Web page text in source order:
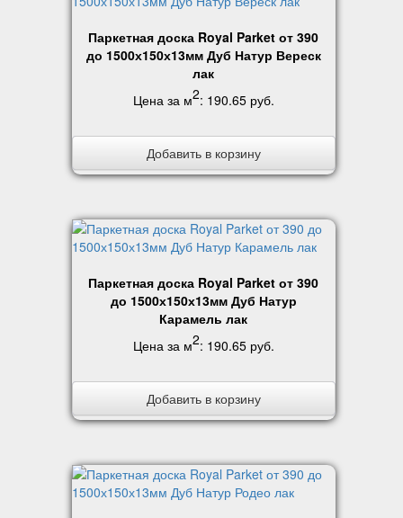
Паркетная доска Royal Parket от 390
до 1500х150х13мм Дуб Натур Вереск
лак
Цена за м2: 190.65 руб.
Добавить в корзину
Паркетная доска Royal Parket от 390
до 1500х150х13мм Дуб Натур
Карамель лак
Цена за м2: 190.65 руб.
Добавить в корзину